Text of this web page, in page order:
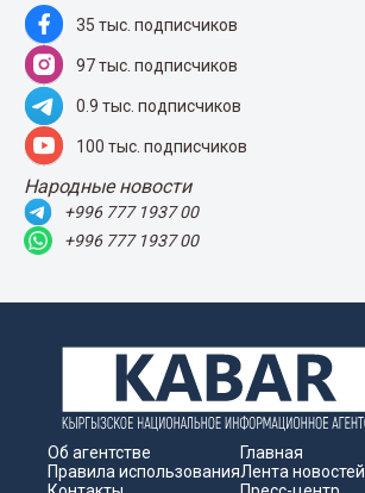
35 тыс. подписчиков
97 тыс. подписчиков
0.9 тыс. подписчиков
100 тыс. подписчиков
Народные новости
+996 777 1937 00
+996 777 1937 00
Об агентстве
Правила использования
Главная
Лента новостей